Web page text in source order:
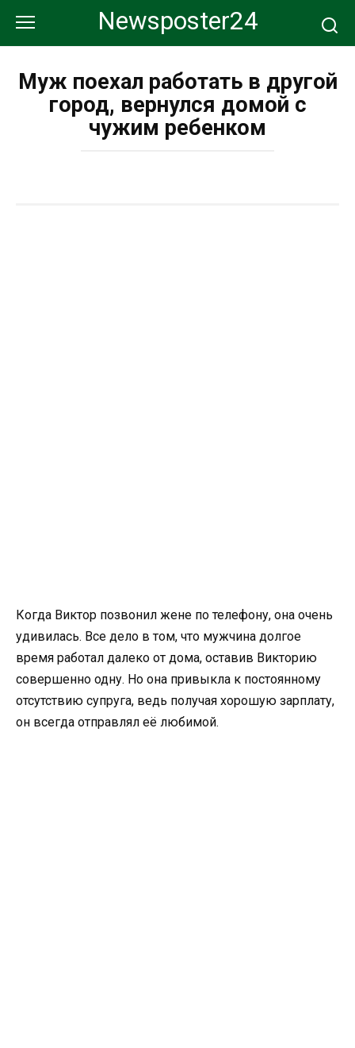
контенту
Newsposter24
Муж поехал работать в другой
город, вернулся домой с
чужим ребенком
Когда Виктор позвонил жене по телефону, она очень
удивилась. Все дело в том, что мужчина долгое
время работал далеко от дома, оставив Викторию
совершенно одну. Но она привыкла к постоянному
отсутствию супруга, ведь получая хорошую зарплату,
он всегда отправлял её любимой.